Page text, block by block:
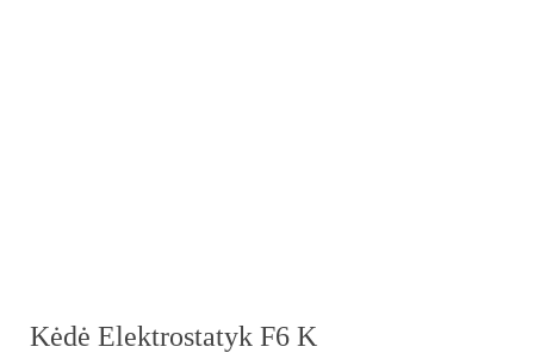
Kėdė Elektrostatyk F6 K